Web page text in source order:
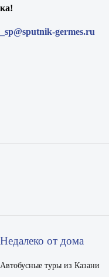
germes.ru
Недалеко от дома
Автобусные туры из Казани